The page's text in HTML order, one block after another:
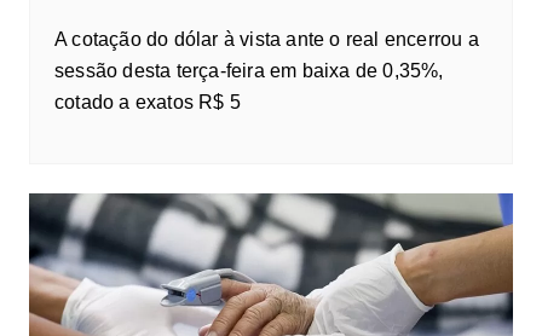
A cotação do dólar à vista ante o real encerrou a
sessão desta terça-feira em baixa de 0,35%,
cotado a exatos R$ 5